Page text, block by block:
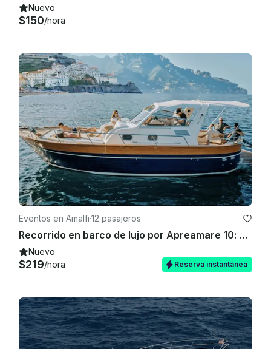
Nuevo
$150/hora
Eventos en Amalfi·12 pasajeros
Recorrido en barco de lujo por Apreamare 10: costa de Amalfi y Capri
Nuevo
$219/hora Reserva instantánea